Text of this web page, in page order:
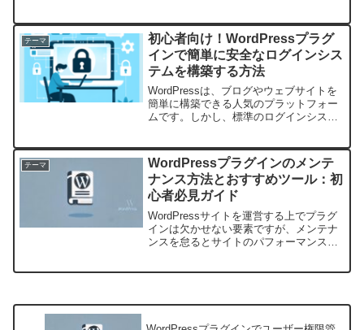
報を効果的に伝える手段となります。し
かし、どのプラグ...
テーマ
初心者向け！WordPressプラグ
インで簡単に安全なログインシス
テムを構築する方法
WordPressは、ブログやウェブサイトを
簡単に構築できる人気のプラットフォー
ムです。しかし、標準のログインシステ
ることは少し難しいかもしれません。幸
いなことに、Wo...
テーマ
WordPressプラグインのメンテ
ナンス方法とおすすめツール：初
心者必見ガイド
WordPressサイトを運営する上でプラグ
インは欠かせない要素ですが、メンテナ
ンスを怠るとサイトのパフォーマンスや